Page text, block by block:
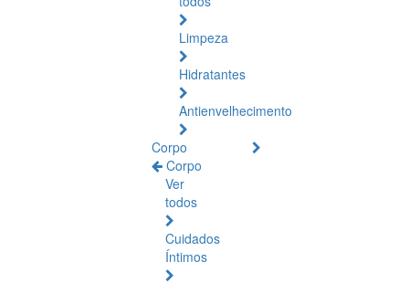
Limpeza
Hidratantes
Antienvelhecimento
Corpo
Corpo
Ver
todos
Cuidados
Íntimos